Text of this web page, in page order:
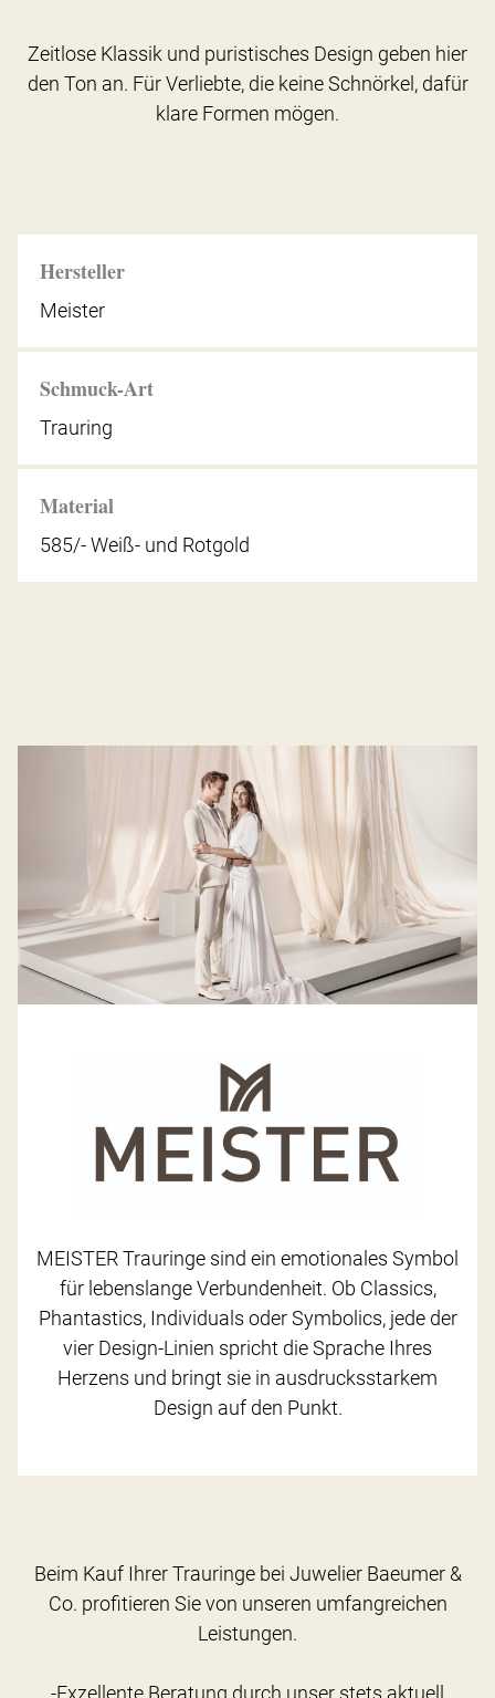
Hersteller
Meister
Schmuck-Art
Trauring
Material
585/- Weiß- und Rotgold
Zeitlose Klassik und puristisches Design geben hier
den Ton an. Für Verliebte, die keine Schnörkel, dafür
klare Formen mögen.
MEISTER Trauringe sind ein emotionales Symbol
für lebenslange Verbundenheit. Ob Classics,
Phantastics, Individuals oder Symbolics, jede der
vier Design-Linien spricht die Sprache Ihres
Herzens und bringt sie in ausdrucksstarkem
Design auf den Punkt.
Beim Kauf Ihrer Trauringe bei Juwelier Baeumer &
Co. profitieren Sie von unseren umfangreichen
Leistungen.
-Exzellente Beratung durch unser stets aktuell